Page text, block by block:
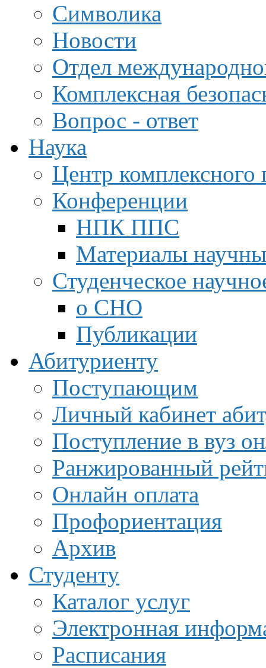
Символика
Новости
Отдел
Комплексная
Вопрос - ответ
Наука
Центр
Конференции
НПК ППС
Материалы
Студенческое
о СНО
Публикации
Абитуриенту
Поступающим
Личный кабинет
Поступление в вуз
Ранжированный
Онлайн оплата
Профориентация
Архив
Студенту
Каталог услуг
Электронная
Расписания